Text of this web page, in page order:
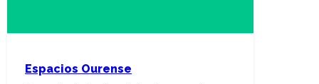
Espacios Ourense